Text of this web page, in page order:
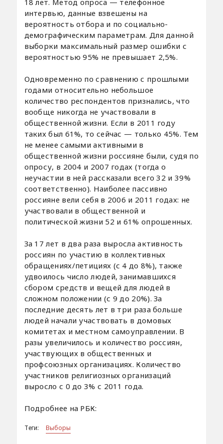
18 лет. Метод опроса — телефонное
интервью, данные взвешены на
вероятность отбора и по социально-
демографическим параметрам. Для данной
выборки максимальный размер ошибки с
вероятностью 95% не превышает 2,5%.
Одновременно по сравнению с прошлыми
годами относительно небольшое
количество респондентов признались, что
вообще никогда не участвовали в
общественной жизни. Если в 2011 году
таких был 61%, то сейчас — только 45%. Тем
не менее самыми активными в
общественной жизни россияне были, судя по
опросу, в 2004 и 2007 годах (тогда о
неучастии в ней рассказали всего 32 и 39%
соответственно). Наиболее пассивно
россияне вели себя в 2006 и 2011 годах: не
участвовали в общественной и
политической жизни 52 и 61% опрошенных.
За 17 лет в два раза выросла активность
россиян по участию в коллективных
обращениях/петициях (с 4 до 8%), также
удвоилось число людей, занимавшихся
сбором средств и вещей для людей в
сложном положении (с 9 до 20%). За
последние десять лет в три раза больше
людей начали участвовать в домовых
комитетах и местном самоуправлении. В
разы увеличилось и количество россиян,
участвующих в общественных и
профсоюзных организациях. Количество
участников религиозных организаций
выросло с 0 до 3% с 2011 года.
Подробнее на РБК:
Теги: Выборы